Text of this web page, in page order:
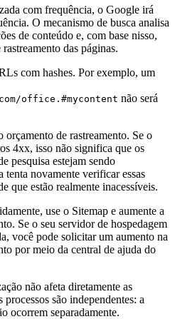
com frequência, o Google irá
O mecanismo de busca analisa
de conteúdo e, com base nisso,
das páginas.
com hashes. Por exemplo, um
office.#mycontent não será
de rastreamento. Se o
4xx, isso não significa que os
pesquisa estejam sendo
tenta novamente verificar essas
que estão realmente inacessíveis.
use o Sitemap e aumente a
Se o seu servidor de hospedagem
você pode solicitar um aumento na
por meio da central de ajuda do
não afeta diretamente as
processos são independentes: a
ocorrem separadamente.